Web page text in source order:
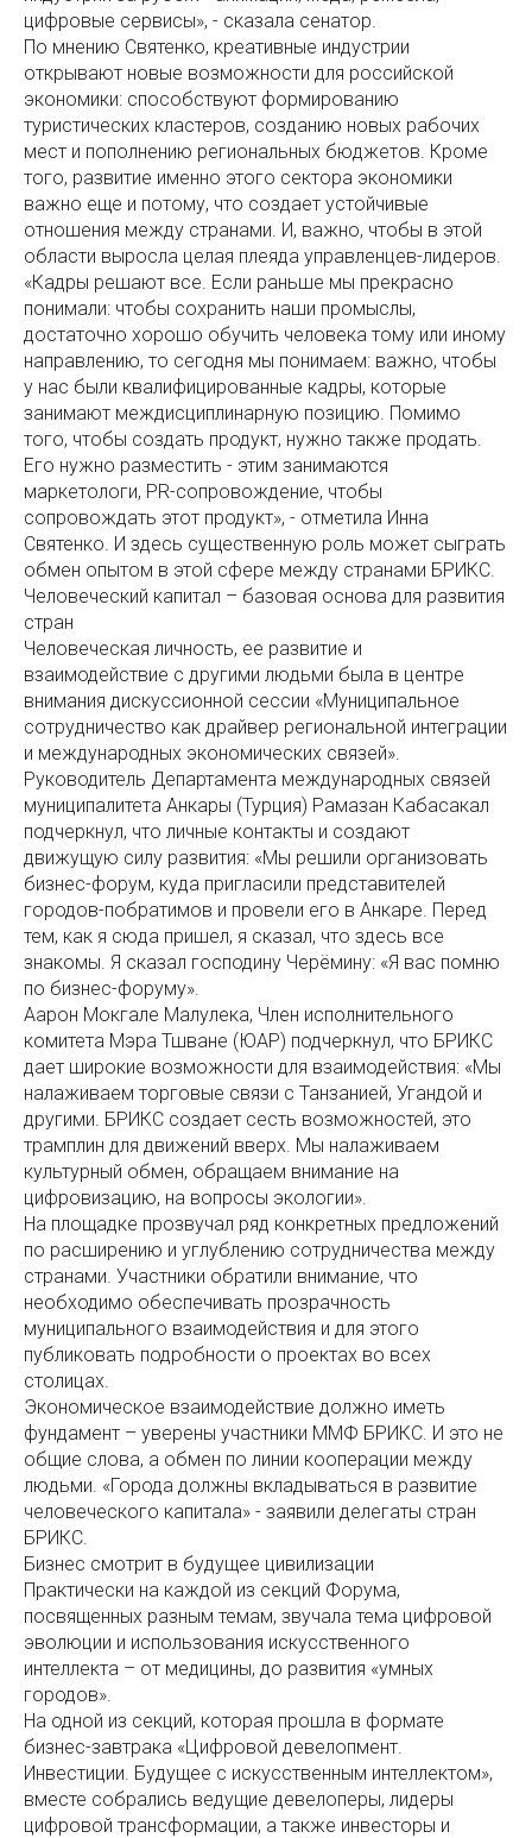
цифровые сервисы», - сказала сенатор.
По мнению Святенко, креативные индустрии
открывают новые возможности для российской
экономики: способствуют формированию
туристических кластеров, созданию новых рабочих
мест и пополнению региональных бюджетов. Кроме
того, развитие именно этого сектора экономики
важно еще и потому, что создает устойчивые
отношения между странами. И, важно, чтобы в этой
области выросла целая плеяда управленцев-лидеров.
«Кадры решают все. Если раньше мы прекрасно
понимали: чтобы сохранить наши промыслы,
достаточно хорошо обучить человека тому или иному
направлению, то сегодня мы понимаем: важно, чтобы
у нас были квалифицированные кадры, которые
занимают междисциплинарную позицию. Помимо
того, чтобы создать продукт, нужно также продать.
Его нужно разместить - этим занимаются
маркетологи, PR-сопровождение, чтобы
сопровождать этот продукт», - отметила Инна
Святенко. И здесь существенную роль может сыграть
обмен опытом в этой сфере между странами БРИКС.
Человеческий капитал – базовая основа для развития
стран
Человеческая личность, ее развитие и
взаимодействие с другими людьми была в центре
внимания дискуссионной сессии «Муниципальное
сотрудничество как драйвер региональной интеграции
и международных экономических связей».
Руководитель Департамента международных связей
муниципалитета Анкары (Турция) Рамазан Кабасакал
подчеркнул, что личные контакты и создают
движущую силу развития: «Мы решили организовать
бизнес-форум, куда пригласили представителей
городов-побратимов и провели его в Анкаре. Перед
тем, как я сюда пришел, я сказал, что здесь все
знакомы. Я сказал господину Черёмину: «Я вас помню
по бизнес-форуму».
Аарон Мокгале Малулека, Член исполнительного
комитета Мэра Тшване (ЮАР) подчеркнул, что БРИКС
дает широкие возможности для взаимодействия: «Мы
налаживаем торговые связи с Танзанией, Угандой и
другими. БРИКС создает сесть возможностей, это
трамплин для движений вверх. Мы налаживаем
культурный обмен, обращаем внимание на
цифровизацию, на вопросы экологии».
На площадке прозвучал ряд конкретных предложений
по расширению и углублению сотрудничества между
странами. Участники обратили внимание, что
необходимо обеспечивать прозрачность
муниципального взаимодействия и для этого
публиковать подробности о проектах во всех
столицах.
Экономическое взаимодействие должно иметь
фундамент – уверены участники ММФ БРИКС. И это не
общие слова, а обмен по линии кооперации между
людьми. «Города должны вкладываться в развитие
человеческого капитала» - заявили делегаты стран
БРИКС.
Бизнес смотрит в будущее цивилизации
Практически на каждой из секций Форума,
посвященных разным темам, звучала тема цифровой
эволюции и использования искусственного
интеллекта – от медицины, до развития «умных
городов».
На одной из секций, которая прошла в формате
бизнес-завтрака «Цифровой девелопмент.
Инвестиции. Будущее с искусственным интеллектом»,
вместе собрались ведущие девелоперы, лидеры
цифровой трансформации, а также инвесторы и